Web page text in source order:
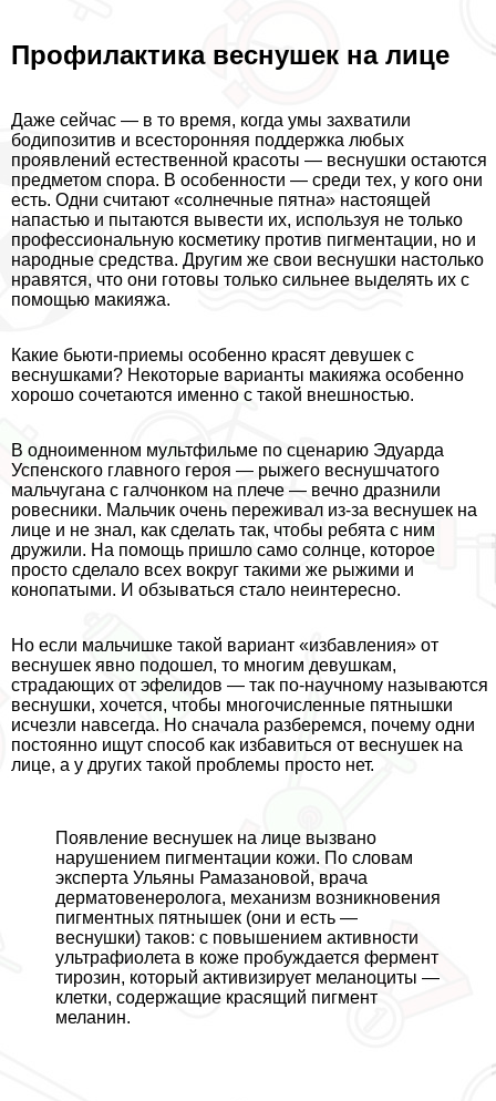
Профилактика веснушек на лице
Даже сейчас — в то время, когда умы захватили
бодипозитив и всесторонняя поддержка любых
проявлений естественной красоты — веснушки остаются
предметом спора. В особенности — среди тех, у кого они
есть. Одни считают «солнечные пятна» настоящей
напастью и пытаются вывести их, используя не только
профессиональную косметику против пигментации, но и
народные средства. Другим же свои веснушки настолько
нравятся, что они готовы только сильнее выделять их с
помощью макияжа.
Какие бьюти-приемы особенно красят дeвyшек с
веснушками? Некоторые варианты макияжа особенно
хорошо сочетаются именно с такой внешностью.
В одноименном мультфильме по сценарию Эдуарда
Успенского главного героя — рыжего веснушчатого
мальчугана с галчонком на плече — вечно дразнили
ровесники. Мальчик очень переживал из-за веснушек на
лице и не знал, как сделать так, чтобы ребята с ним
дружили. На помощь пришло само солнце, которое
просто сделало всех вокруг такими же рыжими и
конопатыми. И обзываться стало неинтересно.
Но если мальчишке такой вариант «избавления» от
веснушек явно подошел, то многим дeвyшкам,
страдающих от эфелидов — так по-научному называются
веснушки, хочется, чтобы многочисленные пятнышки
исчезли навсегда. Но сначала разберемся, почему одни
постоянно ищут способ как избавиться от веснушек на
лице, а у других такой проблемы просто нет.
Появление веснушек на лице вызвано
нарушением пигментации кожи. По словам
эксперта Ульяны Рамазановой, врача
дерматовенеролога, механизм возникновения
пигментных пятнышек (они и есть —
веснушки) таков: с повышением активности
ультрафиолета в коже пробуждается фермент
тирозин, который активизирует меланоциты —
клетки, содержащие красящий пигмент
меланин.